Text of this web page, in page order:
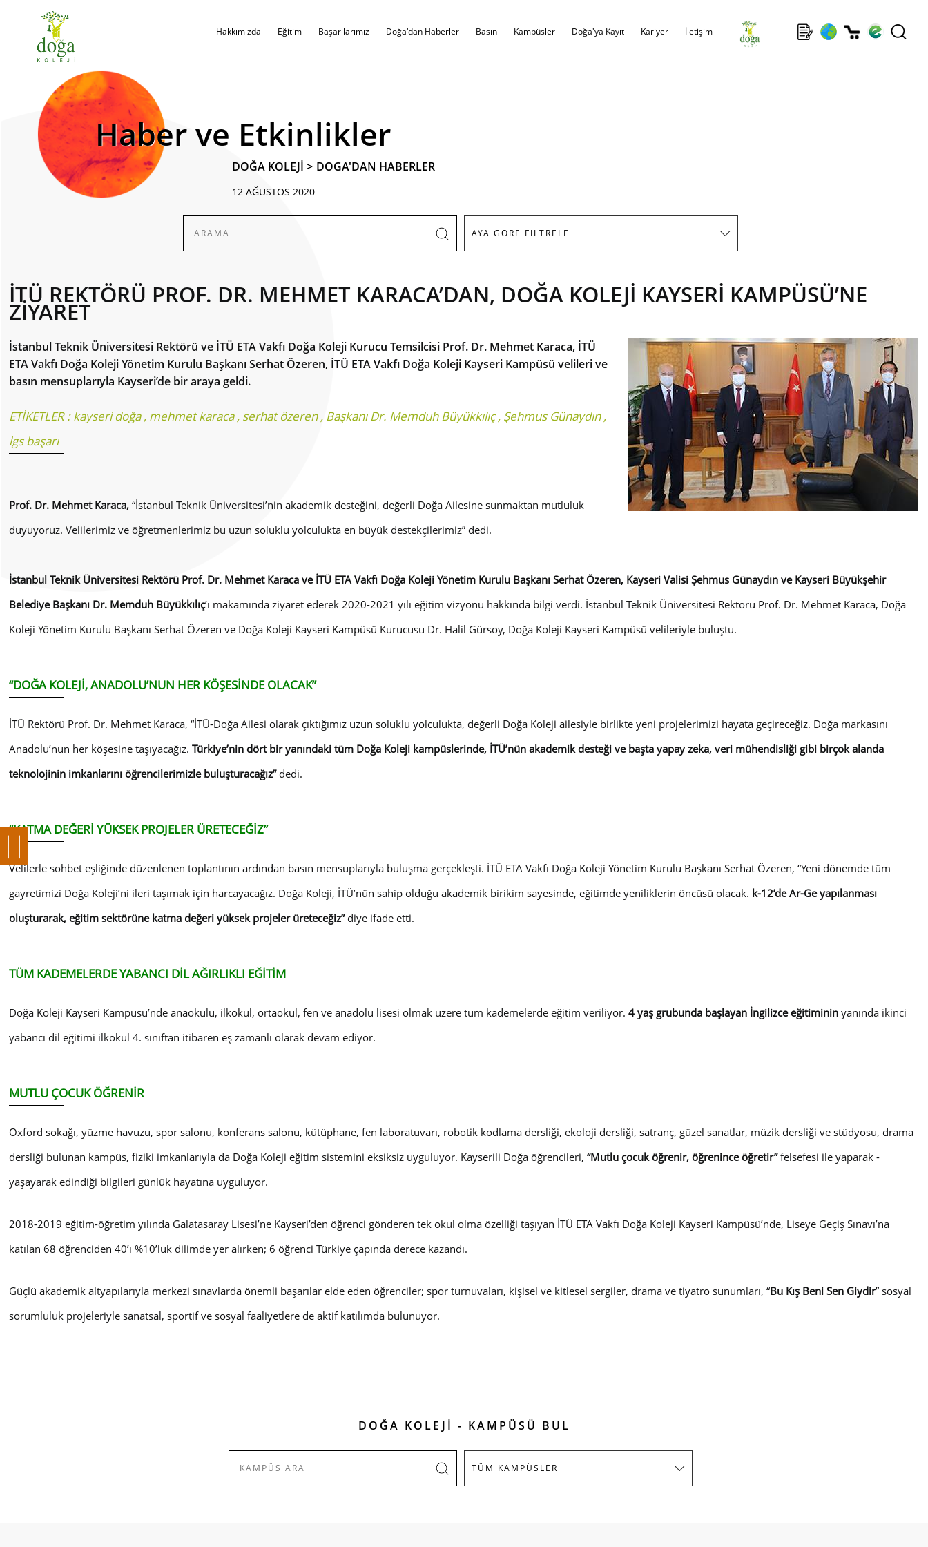
Hakkımızda Eğitim Başarılarımız Doğa'dan Haberler Basın Kampüsler Doğa'ya Kayıt Kariyer İletişim
Haber ve Etkinlikler
DOĞA KOLEJİ > DOGA'DAN HABERLER
12 AĞUSTOS 2020
İTÜ REKTÖRÜ PROF. DR. MEHMET KARACA’DAN, DOĞA KOLEJİ KAYSERİ KAMPÜSÜ’NE
ZİYARET
İstanbul Teknik Üniversitesi Rektörü ve İTÜ ETA Vakfı Doğa Koleji Kurucu Temsilcisi Prof. Dr. Mehmet Karaca, İTÜ
ETA Vakfı Doğa Koleji Yönetim Kurulu Başkanı Serhat Özeren, İTÜ ETA Vakfı Doğa Koleji Kayseri Kampüsü velileri ve
basın mensuplarıyla Kayseri’de bir araya geldi.
ETİKETLER :kayseri doğa, mehmet karaca, serhat özeren, Başkanı Dr. Memduh Büyükkılıç, Şehmus Günaydın,
lgs başarı
Prof. Dr. Mehmet Karaca, “İstanbul Teknik Üniversitesi’nin akademik desteğini, değerli Doğa Ailesine sunmaktan mutluluk
duyuyoruz. Velilerimiz ve öğretmenlerimiz bu uzun soluklu yolculukta en büyük destekçilerimiz” dedi.
İstanbul Teknik Üniversitesi Rektörü Prof. Dr. Mehmet Karaca ve İTÜ ETA Vakfı Doğa Koleji Yönetim Kurulu Başkanı Serhat Özeren, Kayseri Valisi Şehmus Günaydın ve Kayseri Büyükşehir
Belediye Başkanı Dr. Memduh Büyükkılıç’ı makamında ziyaret ederek 2020-2021 yılı eğitim vizyonu hakkında bilgi verdi. İstanbul Teknik Üniversitesi Rektörü Prof. Dr. Mehmet Karaca, Doğa
Koleji Yönetim Kurulu Başkanı Serhat Özeren ve Doğa Koleji Kayseri Kampüsü Kurucusu Dr. Halil Gürsoy, Doğa Koleji Kayseri Kampüsü velileriyle buluştu.
“DOĞA KOLEJİ, ANADOLU’NUN HER KÖŞESİNDE OLACAK”
İTÜ Rektörü Prof. Dr. Mehmet Karaca, “İTÜ-Doğa Ailesi olarak çıktığımız uzun soluklu yolculukta, değerli Doğa Koleji ailesiyle birlikte yeni projelerimizi hayata geçireceğiz. Doğa markasını
Anadolu’nun her köşesine taşıyacağız.Türkiye’nin dört bir yanındaki tüm Doğa Koleji kampüslerinde, İTÜ’nün akademik desteği ve başta yapay zeka, veri mühendisliği gibi birçok alanda
teknolojinin imkanlarını öğrencilerimizle buluşturacağız”dedi.
“KATMA DEĞERİ YÜKSEK PROJELER ÜRETECEĞİZ”
Velilerle sohbet eşliğinde düzenlenen toplantının ardından basın mensuplarıyla buluşma gerçekleşti. İTÜ ETA Vakfı Doğa Koleji Yönetim Kurulu Başkanı Serhat Özeren, “Yeni dönemde tüm
gayretimizi Doğa Koleji’ni ileri taşımak için harcayacağız. Doğa Koleji, İTÜ’nün sahip olduğu akademik birikim sayesinde, eğitimde yeniliklerin öncüsü olacak. k-12’de Ar-Ge yapılanması
oluşturarak, eğitim sektörüne katma değeri yüksek projeler üreteceğiz”diye ifade etti.
TÜM KADEMELERDE YABANCI DİL AĞIRLIKLI EĞİTİM
Doğa Koleji Kayseri Kampüsü’nde anaokulu, ilkokul, ortaokul, fen ve anadolu lisesi olmak üzere tüm kademelerde eğitim veriliyor.4 yaş grubunda başlayan İngilizce eğitiminin yanında ikinci
yabancı dil eğitimi ilkokul 4. sınıftan itibaren eş zamanlı olarak devam ediyor.
MUTLU ÇOCUK ÖĞRENİR
Oxford sokağı, yüzme havuzu, spor salonu, konferans salonu, kütüphane, fen laboratuvarı, robotik kodlama dersliği, ekoloji dersliği, satranç, güzel sanatlar, müzik dersliği ve stüdyosu, drama
dersliği bulunan kampüs, fiziki imkanlarıyla da Doğa Koleji eğitim sistemini eksiksiz uyguluyor. Kayserili Doğa öğrencileri,“Mutlu çocuk öğrenir, öğrenince öğretir”felsefesi ile yaparak -
yaşayarak edindiği bilgileri günlük hayatına uyguluyor.
2018-2019 eğitim-öğretim yılında Galatasaray Lisesi’ne Kayseri’den öğrenci gönderen tek okul olma özelliği taşıyan İTÜ ETA Vakfı Doğa Koleji Kayseri Kampüsü’nde, Liseye Geçiş Sınavı’na
katılan 68 öğrenciden 40’ı %10’luk dilimde yer alırken; 6 öğrenci Türkiye çapında derece kazandı.
Güçlü akademik altyapılarıyla merkezi sınavlarda önemli başarılar elde eden öğrenciler; spor turnuvaları, kişisel ve kitlesel sergiler, drama ve tiyatro sunumları, “Bu Kış Beni Sen Giydir” sosyal
sorumluluk projeleriyle sanatsal, sportif ve sosyal faaliyetlere de aktif katılımda bulunuyor.
DOĞA KOLEJİ - KAMPÜSÜ BUL